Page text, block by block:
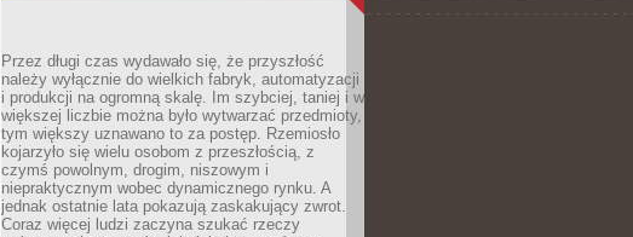
Przez długi czas wydawało się, że przyszłość
należy wyłącznie do wielkich fabryk, automatyzacji
i produkcji na ogromną skalę. Im szybciej, taniej i w
większej liczbie można było wytwarzać przedmioty,
tym większy uznawano to za postęp. Rzemiosło
kojarzyło się wielu osobom z przeszłością, z
czymś powolnym, drogim, niszowym i
niepraktycznym wobec dynamicznego rynku. A
jednak ostatnie lata pokazują zaskakujący zwrot.
Coraz więcej ludzi zaczyna szukać rzeczy